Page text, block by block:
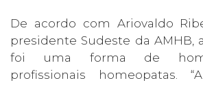
De acordo com Ariovaldo
presidente Sudeste da AMHB,
foi uma forma de
profissionais homeopatas.